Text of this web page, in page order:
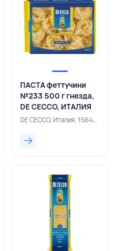
ПАСТА феттучини
№233 500 г гнезда,
DE CECCO, ИТАЛИЯ
DE CECCO, Италия, 156400728